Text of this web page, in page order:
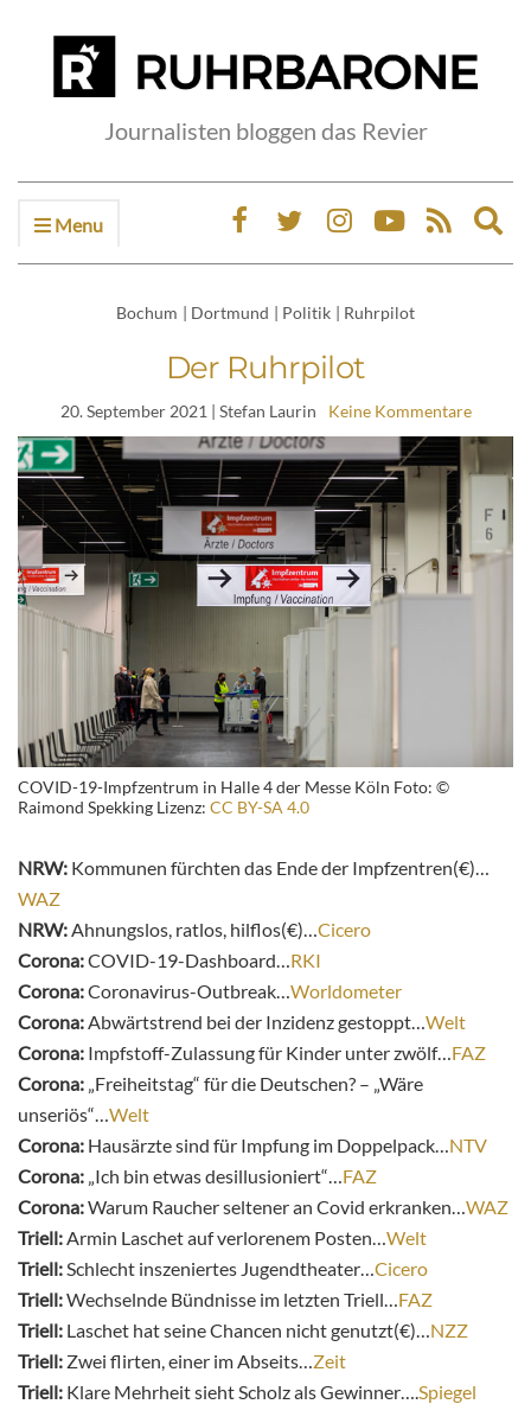
Journalisten bloggen das Revier
Menu
Bochum | Dortmund | Politik | Ruhrpilot
Der Ruhrpilot
20. September 2021 | Stefan Laurin Keine Kommentare
COVID-19-Impfzentrum in Halle 4 der Messe Köln Foto: ©
Raimond Spekking Lizenz: CC BY-SA 4.0
NRW: Kommunen fürchten das Ende der Impfzentren(€)…
WAZ
NRW:Ahnungslos, ratlos, hilflos(€)…Cicero
Corona:COVID-19-Dashboard…RKI
Corona:Coronavirus-Outbreak…Worldometer
Corona:Abwärtstrend bei der Inzidenz gestoppt…Welt
Corona: Impfstoff-Zulassung für Kinder unter zwölf…FAZ
Corona: „Freiheitstag“ für die Deutschen? – „Wäre
unseriös“…Welt
Corona: Hausärzte sind für Impfung im Doppelpack…NTV
Corona: „Ich bin etwas desillusioniert“…FAZ
Corona:Warum Raucher seltener an Covid erkranken…WAZ
Triell:Armin Laschet auf verlorenem Posten…Welt
Triell:Schlecht inszeniertes Jugendtheater…Cicero
Triell:Wechselnde Bündnisse im letzten Triell…FAZ
Triell: Laschet hat seine Chancen nicht genutzt(€)…NZZ
Triell: Zwei flirten, einer im Abseits…Zeit
Triell: Klare Mehrheit sieht Scholz als Gewinner….Spiegel